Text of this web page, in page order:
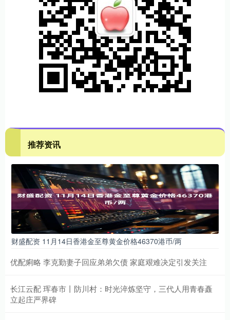
推荐资讯
财盛配资 11月14日香港金至尊黄金价格46370港币/两
优配痢略 李克勤妻子回应弟弟欠债 家庭艰难决定引发关注
长江云配 珲春市丨防川村：时光淬炼坚守，三代人用青春矗
立起庄严界碑